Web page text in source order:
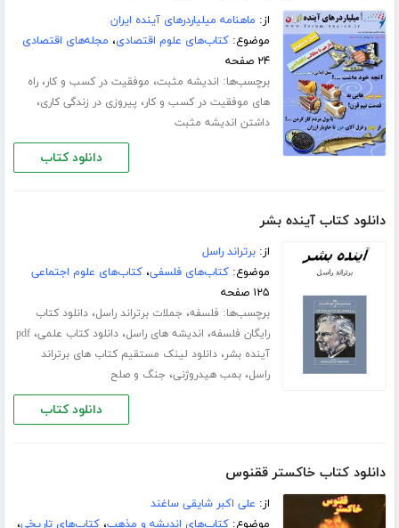
از: ماهنامه میلیاردرهای آینده ایران
موضوع:کتاب‌های علوم اقتصادی، مجله‌های اقتصادی
۲۴ صفحه
برچسب‌ها: اندیشه مثبت، موفقیت در کسب و کار،راه
های موفقیت در کسب و کار، پیروزی در زندگی کاری،
داشتن اندیشه مثبت
دانلود کتاب
دانلود کتاب آینده بشر
از:برتراند راسل
موضوع:کتاب‌های فلسفی،کتاب‌های علوم اجتماعی
۱۲۵ صفحه
برچسب‌ها: فلسفه، جملات برتراند راسل،دانلود کتاب
رایگان فلسفه، اندیشه های راسل،دانلود کتاب علمی،pdf
آینده بشر،دانلود لینک مستقیم کتاب های برتراند
راسل،بمب هیدروژنی، جنگ و صلح
دانلود کتاب
دانلود کتاب خاکستر ققنوس
از: علی اکبر شایقی ساغند
موضوع:کتاب‌های اندیشه و مذهب،کتاب‌های تاریخی،